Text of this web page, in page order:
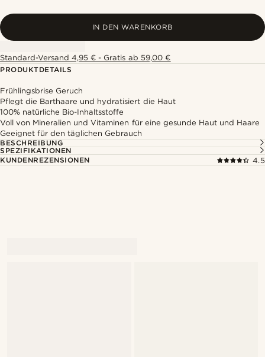
IN DEN WARENKORB
Standard-Versand 4,95 € - Gratis ab 59,00 €
PRODUKTDETAILS
Frühlingsbrise Geruch
Pflegt die Barthaare und hydratisiert die Haut
100% natürliche Bio-Inhaltsstoffe
Voll von Mineralien und Vitaminen für eine gesunde Haut und Haare
Geeignet für den täglichen Gebrauch
BESCHREIBUNG
SPEZIFIKATIONEN
KUNDENREZENSIONEN
4.5